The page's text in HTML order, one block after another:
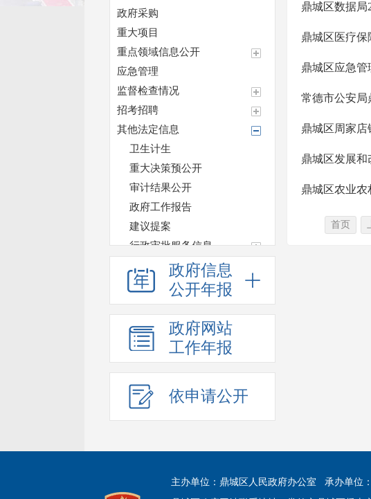
政府采购
重大项目
重点领域信息公开
应急管理
监督检查情况
招考招聘
其他法定信息
卫生计生
重大决策预公开
审计结果公开
政府工作报告
建议提案
行政审批服务信息
税费优惠减免政策
法治政府建设情况年报
主动公开事项目录
鼎城区基层政务公开
政府信息
公开年报
政府网站
工作年报
依申请公开
鼎城区数据局
鼎城区医疗保
鼎城区应急管
常德市公安局
鼎城区周家店
鼎城区发展和
鼎城区农业农
首页
主办单位：鼎城区人民政府办公室 承办单位